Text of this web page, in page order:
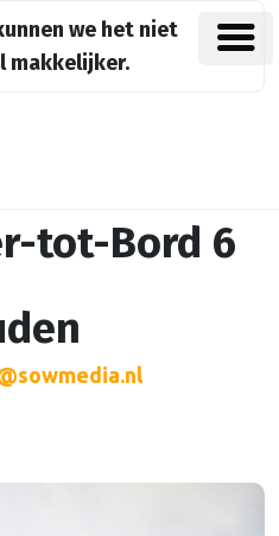
we het niet
makkelijker.
tot-Bord 6